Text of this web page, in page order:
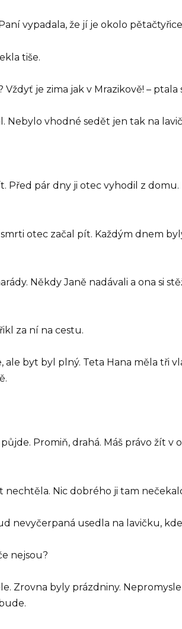
vypadala, že jí je okolo
tiše.
je zima jak v Mrazikově! – ptala
vhodné sedět jen tak na
Před pár dny ji otec vyhodil z
otec začal pít. Každým dnem
Někdy Janě nadávali a ona si
za ní na cestu.
ale byt byl plný. Teta Hana měla tři
Promiň, drahá. Máš právo žít
nechtěla. Nic dobrého ji tam
nevyčerpaná usedla na lavičku,
nejsou?
Zrovna byly prázdniny.